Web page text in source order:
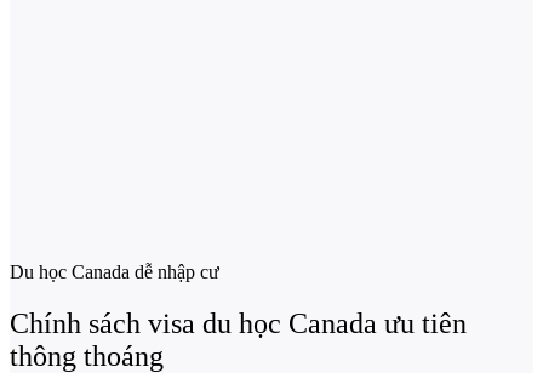
Du học Canada dễ nhập cư
Chính sách visa du học Canada ưu tiên
thông thoáng